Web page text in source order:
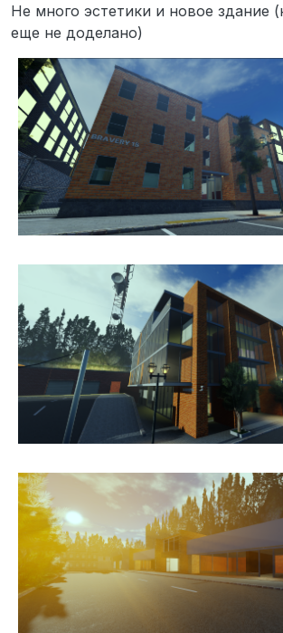
Не много эстетики и новое здание
еще не доделано)